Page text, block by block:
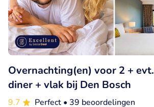
Overnachting(en) voor 2 +
diner + vlak bij Den Bosch
9.7 Perfect • 39 beoordelingen